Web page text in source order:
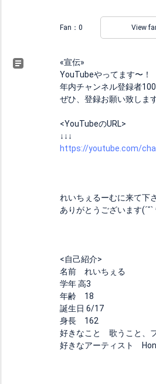
Fan： 0 View
«宣伝»
YouTubeやってます〜！
年内チャンネル登録者
ぜひ、登録お願い致しま
<YouTubeのURL>
↓↓↓
https://youtube.com/
れいちぇるーむに来て下
ありがとうございます
<自己紹介>
名前 れいちぇる
学年 高3
年齢 18
誕生日 6/17
身長 162
好きなこと 歌うこと、
好きなアーティスト